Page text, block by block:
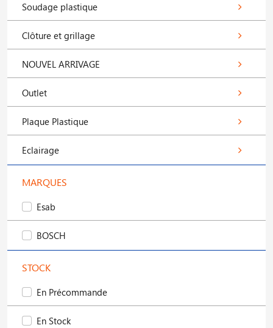
Soudage plastique
Clôture et grillage
NOUVEL ARRIVAGE
Outlet
Plaque Plastique
Eclairage
MARQUES
Esab
BOSCH
STOCK
En Précommande
En Stock